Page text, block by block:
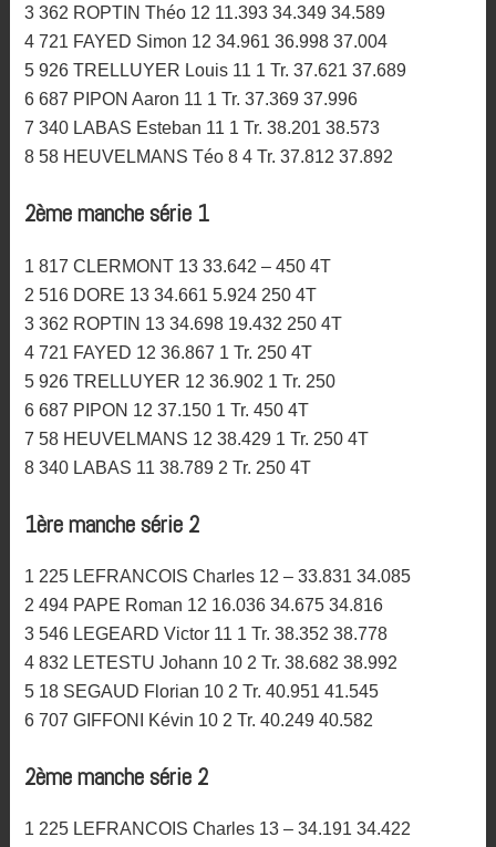
3 362 ROPTIN Théo 12 11.393 34.349 34.589
4 721 FAYED Simon 12 34.961 36.998 37.004
5 926 TRELLUYER Louis 11 1 Tr. 37.621 37.689
6 687 PIPON Aaron 11 1 Tr. 37.369 37.996
7 340 LABAS Esteban 11 1 Tr. 38.201 38.573
8 58 HEUVELMANS Téo 8 4 Tr. 37.812 37.892
2ème manche série 1
1 817 CLERMONT 13 33.642 – 450 4T
2 516 DORE 13 34.661 5.924 250 4T
3 362 ROPTIN 13 34.698 19.432 250 4T
4 721 FAYED 12 36.867 1 Tr. 250 4T
5 926 TRELLUYER 12 36.902 1 Tr. 250
6 687 PIPON 12 37.150 1 Tr. 450 4T
7 58 HEUVELMANS 12 38.429 1 Tr. 250 4T
8 340 LABAS 11 38.789 2 Tr. 250 4T
1ère manche série 2
1 225 LEFRANCOIS Charles 12 – 33.831 34.085
2 494 PAPE Roman 12 16.036 34.675 34.816
3 546 LEGEARD Victor 11 1 Tr. 38.352 38.778
4 832 LETESTU Johann 10 2 Tr. 38.682 38.992
5 18 SEGAUD Florian 10 2 Tr. 40.951 41.545
6 707 GIFFONI Kévin 10 2 Tr. 40.249 40.582
2ème manche série 2
1 225 LEFRANCOIS Charles 13 – 34.191 34.422